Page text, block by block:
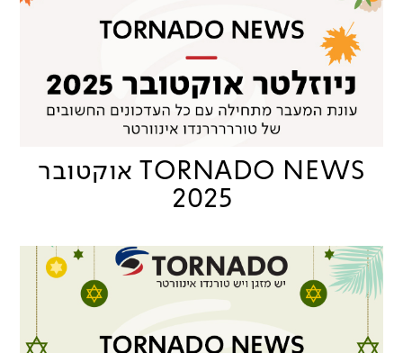
TORNADO NEWS אוקטובר
2025